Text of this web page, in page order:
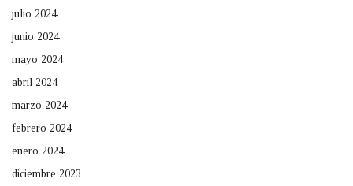
julio 2024
junio 2024
mayo 2024
abril 2024
marzo 2024
febrero 2024
enero 2024
diciembre 2023